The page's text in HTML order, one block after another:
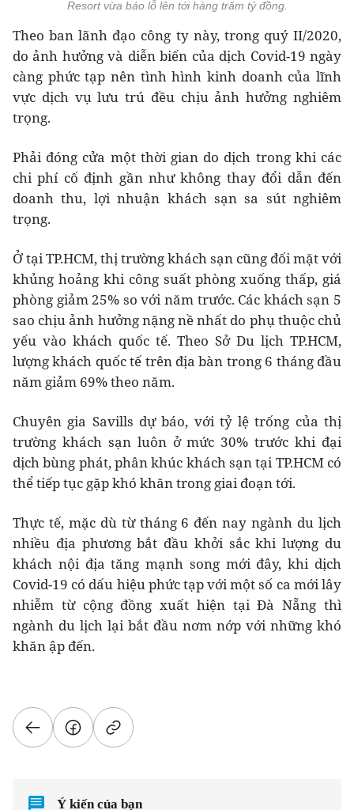
Resort vừa báo lỗ lên tới hàng trăm tỷ đồng.
Theo ban lãnh đạo công ty này, trong quý II/2020,
do ảnh hưởng và diễn biến của dịch Covid-19 ngày
càng phức tạp nên tình hình kinh doanh của lĩnh
vực dịch vụ lưu trú đều chịu ảnh hưởng nghiêm
trọng.
Phải đóng cửa một thời gian do dịch trong khi các
chi phí cố định gần như không thay đổi dẫn đến
doanh thu, lợi nhuận khách sạn sa sút nghiêm
trọng.
Ở tại TP.HCM, thị trường khách sạn cũng đối mặt với
khủng hoảng khi công suất phòng xuống thấp, giá
phòng giảm 25% so với năm trước. Các khách sạn 5
sao chịu ảnh hưởng nặng nề nhất do phụ thuộc chủ
yếu vào khách quốc tế. Theo Sở Du lịch TP.HCM,
lượng khách quốc tế trên địa bàn trong 6 tháng đầu
năm giảm 69% theo năm.
Chuyên gia Savills dự báo, với tỷ lệ trống của thị
trường khách sạn luôn ở mức 30% trước khi đại
dịch bùng phát, phân khúc khách sạn tại TP.HCM có
thể tiếp tục gặp khó khăn trong giai đoạn tới.
Thực tế, mặc dù từ tháng 6 đến nay ngành du lịch
nhiều địa phương bắt đầu khởi sắc khi lượng du
khách nội địa tăng mạnh song mới đây, khi dịch
Covid-19 có dấu hiệu phức tạp với một số ca mới lây
nhiễm từ cộng đồng xuất hiện tại Đà Nẵng thì
ngành du lịch lại bắt đầu nơm nớp với những khó
khăn ập đến.
Ý kiến của bạn